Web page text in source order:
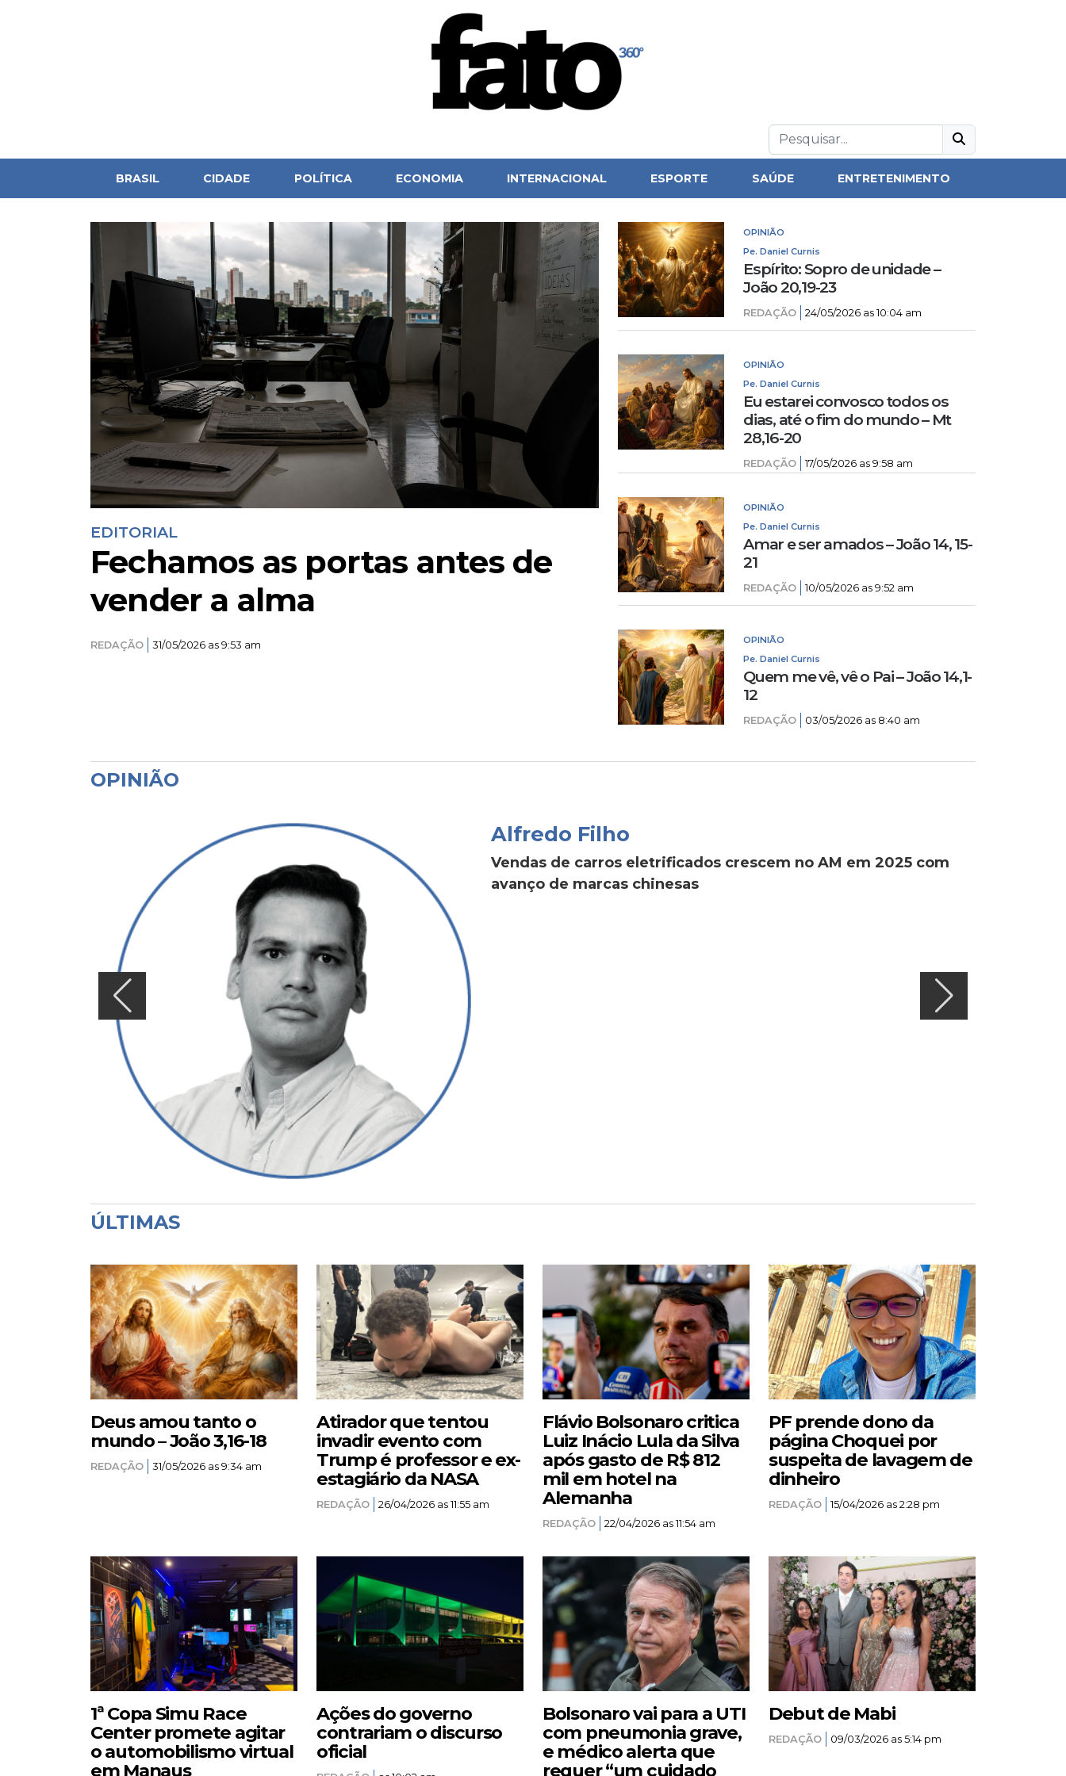
BRASIL CIDADE POLÍTICA ECONOMIA INTERNACIONAL ESPORTE SAÚDE ENTRETENIMENTO
EDITORIAL
Fechamos as portas antes de
vender a alma
REDAÇÃO 31/05/2026 as 9:53 am
OPINIÃO
Pe. Daniel Curnis
Espírito: Sopro de unidade –
João 20,19-23
REDAÇÃO 24/05/2026 as 10:04 am
OPINIÃO
Pe. Daniel Curnis
Eu estarei convosco todos os
dias, até o fim do mundo – Mt
28,16-20
REDAÇÃO 17/05/2026 as 9:58 am
OPINIÃO
Pe. Daniel Curnis
Amar e ser amados – João 14, 15-
21
REDAÇÃO 10/05/2026 as 9:52 am
OPINIÃO
Pe. Daniel Curnis
Quem me vê, vê o Pai – João 14,1-
12
REDAÇÃO 03/05/2026 as 8:40 am
OPINIÃO
Alfredo Filho
Vendas de carros eletrificados crescem no AM em 2025 com
avanço de marcas chinesas
ÚLTIMAS
Deus amou tanto o
mundo – João 3,16-18
REDAÇÃO 31/05/2026 as 9:34 am
Atirador que tentou
invadir evento com
Trump é professor e ex-
estagiário da NASA
REDAÇÃO 26/04/2026 as 11:55 am
Flávio Bolsonaro critica
Luiz Inácio Lula da Silva
após gasto de R$ 812
mil em hotel na
Alemanha
REDAÇÃO 22/04/2026 as 11:54 am
PF prende dono da
página Choquei por
suspeita de lavagem de
dinheiro
REDAÇÃO 15/04/2026 as 2:28 pm
1ª Copa Simu Race
Center promete agitar
o automobilismo virtual
em Manaus
Ações do governo
contrariam o discurso
oficial
Bolsonaro vai para a UTI
com pneumonia grave,
e médico alerta que
requer “um cuidado
Debut de Mabi
REDAÇÃO 09/03/2026 as 5:14 pm